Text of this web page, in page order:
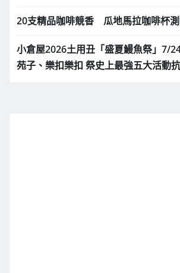
20支精品咖啡競香 瓜地馬拉咖啡杯
小倉屋2026土用丑「盛夏鰻魚祭」7/
苑子、樂扣樂扣 祭史上最強五大活動